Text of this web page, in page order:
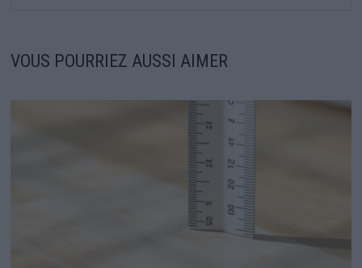
VOUS POURRIEZ AUSSI AIMER